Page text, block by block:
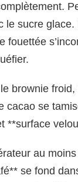
le sucre
fouettée
brownie
cacao se
**surface
au
se fond